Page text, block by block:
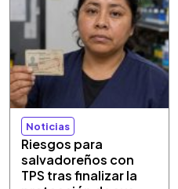
Noticias
Riesgos para
salvadoreños con
TPS tras finalizar la